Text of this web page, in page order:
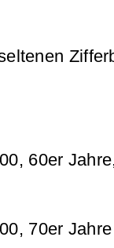
60er
70er Jahre